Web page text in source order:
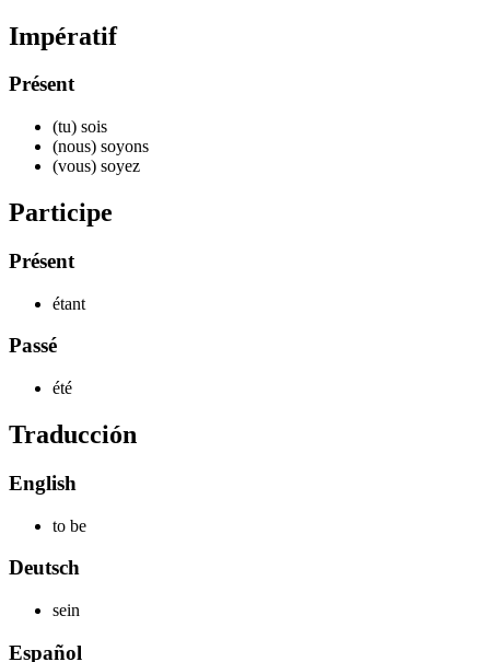
Impératif
Présent
(tu) sois
(nous) soyons
(vous) soyez
Participe
Présent
étant
Passé
été
Traducción
English
to be
Deutsch
sein
Español